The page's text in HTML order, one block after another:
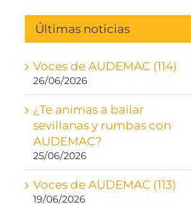
Últimas noticias
Voces de AUDEMAC (114)
26/06/2026
¿Te animas a bailar
sevillanas y rumbas con
AUDEMAC?
25/06/2026
Voces de AUDEMAC (113)
19/06/2026